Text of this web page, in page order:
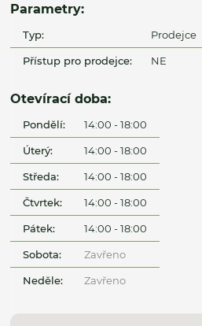
Parametry:
Typ: Prodejce
Přístup pro prodejce: NE
Otevírací doba:
Pondělí: 14:00 - 18:00
Úterý: 14:00 - 18:00
Středa: 14:00 - 18:00
Čtvrtek: 14:00 - 18:00
Pátek: 14:00 - 18:00
Sobota: Zavřeno
Neděle: Zavřeno